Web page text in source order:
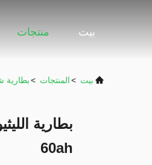
بيت منتجات
بيت >المنتجات >بطارية
60ah